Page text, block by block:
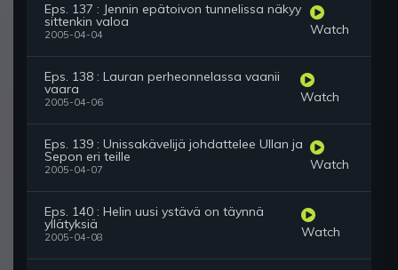
Eps. 137 : Jennin epätoivon tunnelissa näkyy
sittenkin valoa
2005-04-04 Watch
Eps. 138 : Lauran perheonnelassa vaanii
vaara
2005-04-06 Watch
Eps. 139 : Unissakävelijä johdattelee Ullan ja
Sepon eri teille
2005-04-07 Watch
Eps. 140 : Helin uusi ystävä on täynnä
yllätyksiä
2005-04-08 Watch